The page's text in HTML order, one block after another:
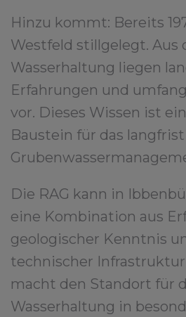
Hinzu kommt: Bereits
Westfeld stillgelegt. Aus
Wasserhaltung liegen
Erfahrungen und
vor. Dieses Wissen ist
Baustein für das
Die RAG kann in
eine Kombination aus
geologischer Kenntnis
technischer Infrastruktur
macht den Standort für
Wasserhaltung in